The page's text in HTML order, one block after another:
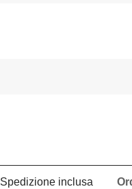
Spedizione inclusa